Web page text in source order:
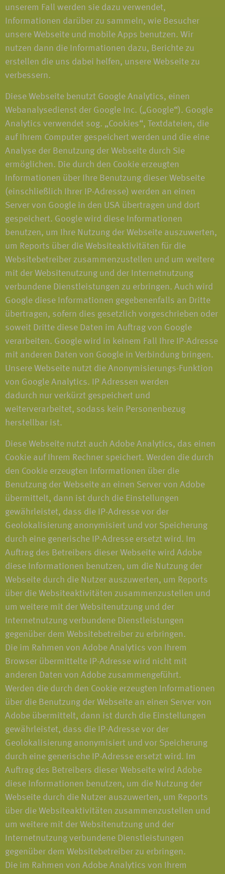
unserem Fall werden sie dazu verwendet,
Informationen darüber zu sammeln, wie Besucher
unsere Webseite und mobile Apps benutzen. Wir
nutzen dann die Informationen dazu, Berichte zu
erstellen die uns dabei helfen, unsere Webseite zu
verbessern.
Diese Webseite benutzt Google Analytics, einen
Webanalysedienst der Google Inc. („Google“). Google
Analytics verwendet sog. „Cookies“, Textdateien, die
auf Ihrem Computer gespeichert werden und die eine
Analyse der Benutzung der Webseite durch Sie
ermöglichen. Die durch den Cookie erzeugten
Informationen über Ihre Benutzung dieser Webseite
(einschließlich Ihrer IP-Adresse) werden an einen
Server von Google in den USA übertragen und dort
gespeichert. Google wird diese Informationen
benutzen, um Ihre Nutzung der Webseite auszuwerten,
um Reports über die Websiteaktivitäten für die
Websitebetreiber zusammenzustellen und um weitere
mit der Websitenutzung und der Internetnutzung
verbundene Dienstleistungen zu erbringen. Auch wird
Google diese Informationen gegebenenfalls an Dritte
übertragen, sofern dies gesetzlich vorgeschrieben oder
soweit Dritte diese Daten im Auftrag von Google
verarbeiten. Google wird in keinem Fall Ihre IP-Adresse
mit anderen Daten von Google in Verbindung bringen.
Unsere Webseite nutzt die Anonymisierungs-Funktion
von Google Analytics. IP Adressen werden
dadurch nur verkürzt gespeichert und
weiterverarbeitet, sodass kein Personenbezug
herstellbar ist.
Diese Webseite nutzt auch Adobe Analytics, das einen
Cookie auf Ihrem Rechner speichert. Werden die durch
den Cookie erzeugten Informationen über die
Benutzung der Webseite an einen Server von Adobe
übermittelt, dann ist durch die Einstellungen
gewährleistet, dass die IP-Adresse vor der
Geolokalisierung anonymisiert und vor Speicherung
durch eine generische IP-Adresse ersetzt wird. Im
Auftrag des Betreibers dieser Webseite wird Adobe
diese Informationen benutzen, um die Nutzung der
Webseite durch die Nutzer auszuwerten, um Reports
über die Websiteaktivitäten zusammenzustellen und
um weitere mit der Websitenutzung und der
Internetnutzung verbundene Dienstleistungen
gegenüber dem Websitebetreiber zu erbringen.
Die im Rahmen von Adobe Analytics von Ihrem
Browser übermittelte IP-Adresse wird nicht mit
anderen Daten von Adobe zusammengeführt.
Werden die durch den Cookie erzeugten Informationen
über die Benutzung der Webseite an einen Server von
Adobe übermittelt, dann ist durch die Einstellungen
gewährleistet, dass die IP-Adresse vor der
Geolokalisierung anonymisiert und vor Speicherung
durch eine generische IP-Adresse ersetzt wird. Im
Auftrag des Betreibers dieser Webseite wird Adobe
diese Informationen benutzen, um die Nutzung der
Webseite durch die Nutzer auszuwerten, um Reports
über die Websiteaktivitäten zusammenzustellen und
um weitere mit der Websitenutzung und der
Internetnutzung verbundene Dienstleistungen
gegenüber dem Websitebetreiber zu erbringen.
Die im Rahmen von Adobe Analytics von Ihrem